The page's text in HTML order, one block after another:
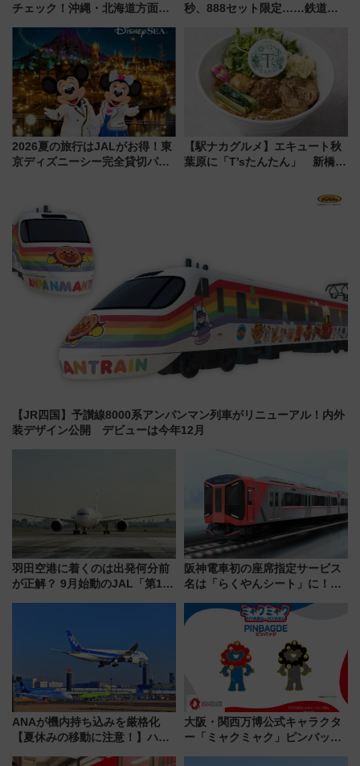
チェック！沖縄・北海道方面は
日は？
秒、888セット限定……鉄道各
2026夏の旅行はJALがお得！東
京ディズニーシー完全貸切パー
線に2回搭乗」
【駅ナカグルメ】エキュート秋
葉原に「T’sたんたん」 新橋に
饅」、オムライス専門店「肉と
たまご」新グルメ続々登場！
【JR四国】予讃線8000系アンパンマン列車がリニューアル！内外
装デザイン公開 デビューは今年12月
羽田空港に着くのは出発何分前
が正解？ 9月始動のJAL「第1タ
変更点まとめ
阪神電車初の座席指定サービス
名は「らくやんシート」に！新
を快適移動
ANAが機内持ち込みを厳格化
【夏休みの移動に注意！】ハン
大阪・関西万博公式キャラクタ
ー「ミャクミャク」ピンバッジ